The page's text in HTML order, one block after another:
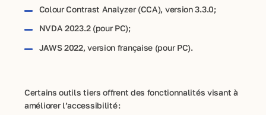
Colour Contrast Analyzer (CCA), version 3.3.0;
NVDA 2023.2 (pour PC);
JAWS 2022, version française (pour PC).
Certains outils tiers offrent des fonctionnalités visant à
améliorer l’accessibilité :